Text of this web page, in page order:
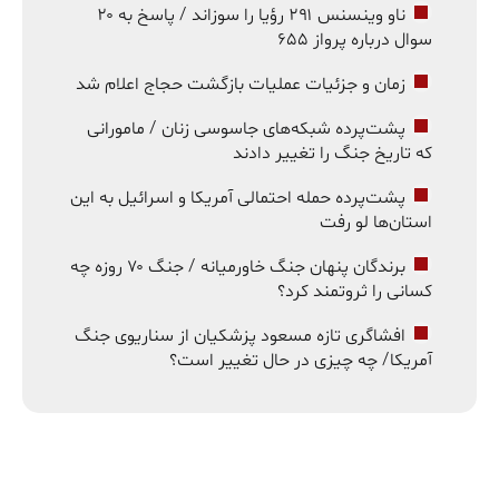
ناو وینسنس ۲۹۱ رؤیا را سوزاند / پاسخ به ۲۰
سوال درباره پرواز ۶۵۵
زمان و جزئیات عملیات بازگشت حجاج اعلام شد
پشت‌پرده شبکه‌های جاسوسی زنان / مامورانی
که تاریخ جنگ را تغییر دادند
پشت‌پرده حمله احتمالی آمریکا و اسرائیل به این
استان‌ها لو رفت
برندگان پنهان جنگ خاورمیانه / جنگ ۷۰ روزه چه
کسانی را ثروتمند کرد؟
افشاگری تازه مسعود پزشکیان از سناریوی جنگ
آمریکا/ چه چیزی در حال تغییر است؟